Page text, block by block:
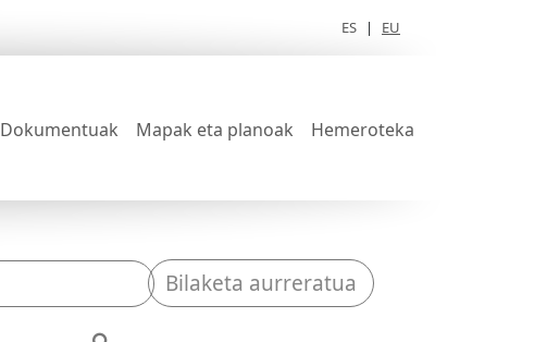
ES | EU
Dokumentuak Mapak eta planoak Hemeroteka
Bilaketa aurreratua